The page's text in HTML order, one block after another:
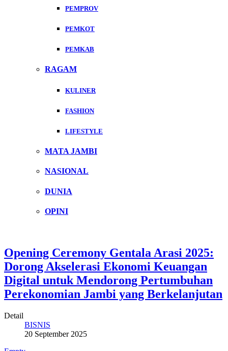
PEMPROV
PEMKOT
PEMKAB
RAGAM
KULINER
FASHION
LIFESTYLE
MATA JAMBI
NASIONAL
DUNIA
OPINI
Opening Ceremony Gentala Arasi 2025:
Dorong Akselerasi Ekonomi Keuangan
Digital untuk Mendorong Pertumbuhan
Perekonomian Jambi yang Berkelanjutan
Detail
BISNIS
20 September 2025